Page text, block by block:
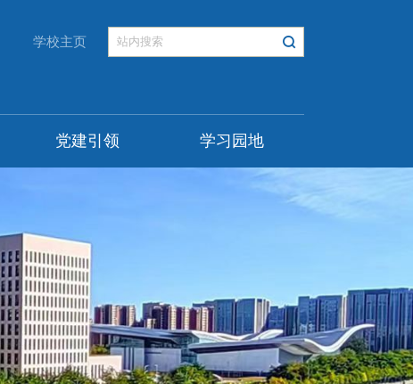
学校主页
党建引领 学习园地